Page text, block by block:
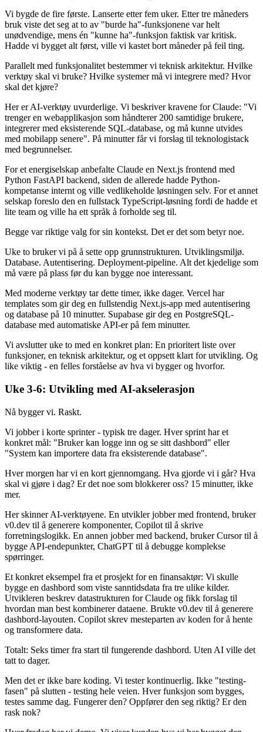
Vi bygde de fire første. Lanserte etter fem uker. Etter tre måneders
bruk viste det seg at to av "burde ha"-funksjonene var helt
unødvendige, mens én "kunne ha"-funksjon faktisk var kritisk.
Hadde vi bygget alt først, ville vi kastet bort måneder på feil ting.
Parallelt med funksjonalitet bestemmer vi teknisk arkitektur. Hvilke
verktøy skal vi bruke? Hvilke systemer må vi integrere med? Hvor
skal det kjøre?
Her er AI-verktøy uvurderlige. Vi beskriver kravene for Claude: "Vi
trenger en webapplikasjon som håndterer 200 samtidige brukere,
integrerer med eksisterende SQL-database, og må kunne utvides
med mobilapp senere". På minutter får vi forslag til teknologistack
med begrunnelser.
For et energiselskap anbefalte Claude en Next.js frontend med
Python FastAPI backend, siden de allerede hadde Python-
kompetanse internt og ville vedlikeholde løsningen selv. For et annet
selskap foreslo den en fullstack TypeScript-løsning fordi de hadde et
lite team og ville ha ett språk å forholde seg til.
Begge var riktige valg for sin kontekst. Det er det som betyr noe.
Uke to bruker vi på å sette opp grunnstrukturen. Utviklingsmiljø.
Database. Autentisering. Deployment-pipeline. Alt det kjedelige som
må være på plass før du kan bygge noe interessant.
Med moderne verktøy tar dette timer, ikke dager. Vercel har
templates som gir deg en fullstendig Next.js-app med autentisering
og database på 10 minutter. Supabase gir deg en PostgreSQL-
database med automatiske API-er på fem minutter.
Vi avslutter uke to med en konkret plan: En prioritert liste over
funksjoner, en teknisk arkitektur, og et oppsett klart for utvikling. Og
like viktig - en felles forståelse av hva vi bygger og hvorfor.
Uke 3-6: Utvikling med AI-akselerasjon
Nå bygger vi. Raskt.
Vi jobber i korte sprinter - typisk tre dager. Hver sprint har et
konkret mål: "Bruker kan logge inn og se sitt dashbord" eller
"System kan importere data fra eksisterende database".
Hver morgen har vi en kort gjennomgang. Hva gjorde vi i går? Hva
skal vi gjøre i dag? Er det noe som blokkerer oss? 15 minutter, ikke
mer.
Her skinner AI-verktøyene. En utvikler jobber med frontend, bruker
v0.dev til å generere komponenter, Copilot til å skrive
forretningslogikk. En annen jobber med backend, bruker Cursor til å
bygge API-endepunkter, ChatGPT til å debugge komplekse
spørringer.
Et konkret eksempel fra et prosjekt for en finansaktør: Vi skulle
bygge en dashbord som viste sanntidsdata fra tre ulike kilder.
Utvikleren beskrev datastrukturen for Claude og fikk forslag til
hvordan man best kombinerer dataene. Brukte v0.dev til å generere
dashbord-layouten. Copilot skrev mesteparten av koden for å hente
og transformere data.
Totalt: Seks timer fra start til fungerende dashbord. Uten AI ville det
tatt to dager.
Men det er ikke bare koding. Vi tester kontinuerlig. Ikke "testing-
fasen" på slutten - testing hele veien. Hver funksjon som bygges,
testes samme dag. Fungerer den? Oppfører den seg riktig? Er den
rask nok?